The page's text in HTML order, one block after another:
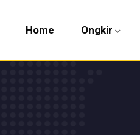
Home Ongkir